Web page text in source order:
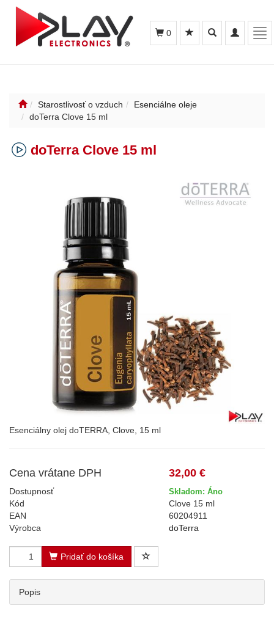
Toggle
navigation
Toggle
search
0
Starostlivosť o vzduch
Esenciálne oleje
doTerra Clove 15 ml
doTerra Clove 15 ml
Esenciálny olej doTERRA, Clove, 15 ml
Cena vrátane DPH 32,00 €
Dostupnosť Skladom: Áno
Kód
Clove 15 ml
EAN
60204911
Výrobca
doTerra
Pridať do košíka
Popis